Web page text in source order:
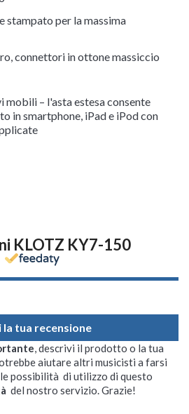
stampato per la massima
connettori in ottone massiccio
mobili – l'asta estesa consente
in smartphone, iPad e iPod con
KLOTZ KY7-150
la tua recensione
, descrivi il prodotto o la tua
aiutare altri musicisti a farsi
possibilità di utilizzo di questo
del nostro servizio. Grazie!